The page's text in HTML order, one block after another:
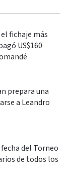
fichaje más
US$160
prepara una
a Leandro
del Torneo
de todos los